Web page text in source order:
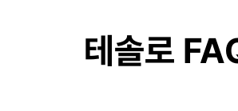
테솔로